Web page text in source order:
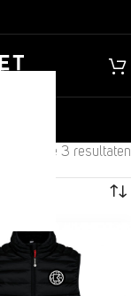
Toont alle 3 resultaten